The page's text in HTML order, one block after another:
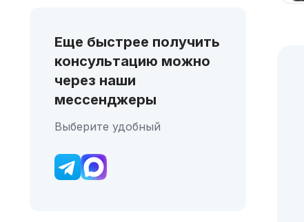
Еще быстрее получить
консультацию можно
через наши
мессенджеры
Выберите удобный